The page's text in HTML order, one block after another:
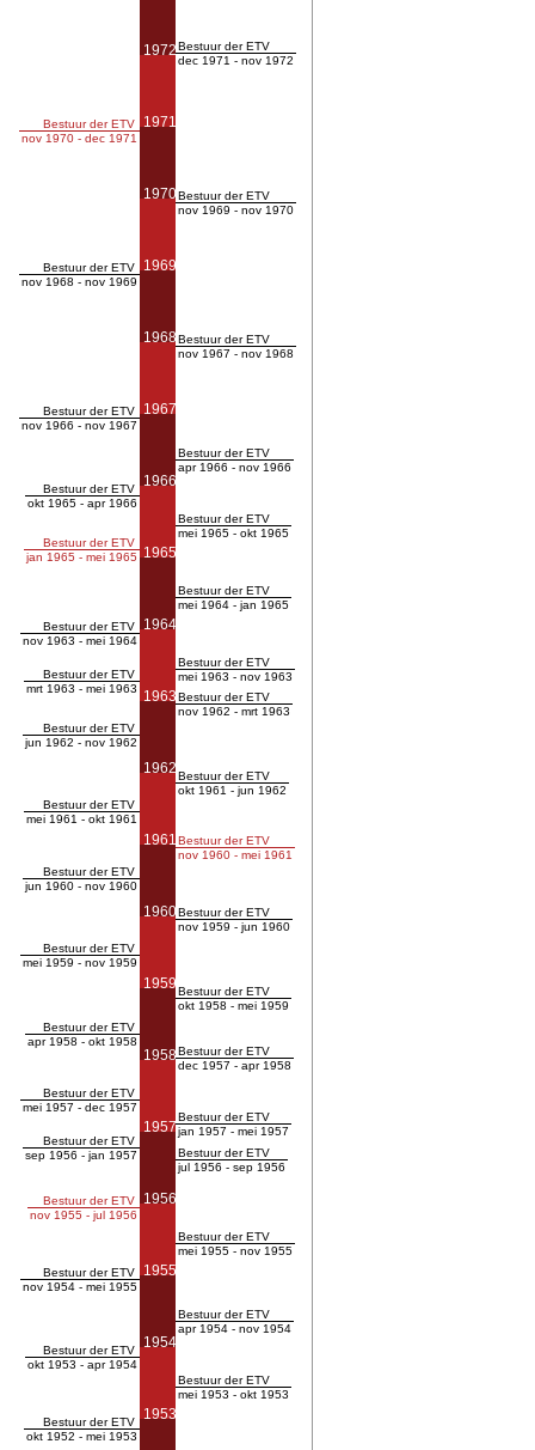
Bestuur der ETV
nov 1970 - dec 1971
Bestuur der ETV
nov 1968 - nov 1969
Bestuur der ETV
nov 1966 - nov 1967
Bestuur der ETV
okt 1965 - apr 1966
Bestuur der ETV
jan 1965 - mei 1965
Bestuur der ETV
nov 1963 - mei 1964
Bestuur der ETV
mrt 1963 - mei 1963
Bestuur der ETV
jun 1962 - nov 1962
Bestuur der ETV
mei 1961 - okt 1961
Bestuur der ETV
jun 1960 - nov 1960
Bestuur der ETV
mei 1959 - nov 1959
Bestuur der ETV
apr 1958 - okt 1958
Bestuur der ETV
mei 1957 - dec 1957
Bestuur der ETV
sep 1956 - jan 1957
Bestuur der ETV
nov 1955 - jul 1956
Bestuur der ETV
nov 1954 - mei 1955
Bestuur der ETV
okt 1953 - apr 1954
Bestuur der ETV
okt 1952 - mei 1953
1972
1971
1970
1969
1968
1967
1966
1965
1964
1963
1962
1961
1960
1959
1958
1957
1956
1955
1954
1953
Bestuur der ETV
dec 1971 - nov 1972
Bestuur der ETV
nov 1969 - nov 1970
Bestuur der ETV
nov 1967 - nov 1968
Bestuur der ETV
apr 1966 - nov 1966
Bestuur der ETV
mei 1965 - okt 1965
Bestuur der ETV
mei 1964 - jan 1965
Bestuur der ETV
mei 1963 - nov 1963
Bestuur der ETV
nov 1962 - mrt 1963
Bestuur der ETV
okt 1961 - jun 1962
Bestuur der ETV
nov 1960 - mei 1961
Bestuur der ETV
nov 1959 - jun 1960
Bestuur der ETV
okt 1958 - mei 1959
Bestuur der ETV
dec 1957 - apr 1958
Bestuur der ETV
jan 1957 - mei 1957
Bestuur der ETV
jul 1956 - sep 1956
Bestuur der ETV
mei 1955 - nov 1955
Bestuur der ETV
apr 1954 - nov 1954
Bestuur der ETV
mei 1953 - okt 1953